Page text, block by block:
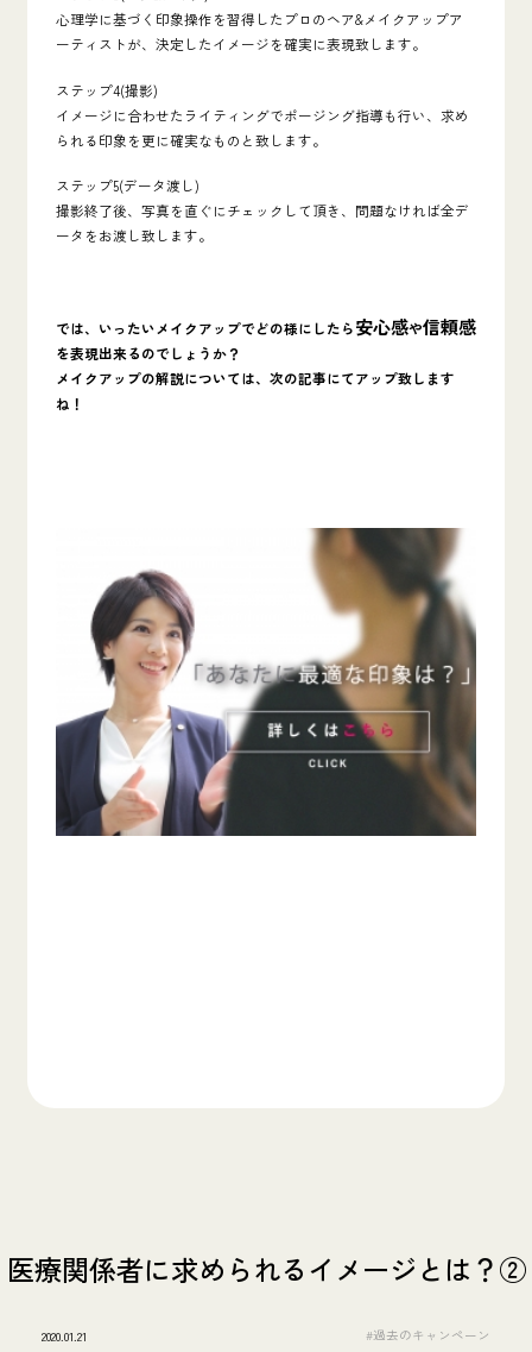
心理学に基づく印象操作を習得したプロのヘア&メイクアップア
ーティストが、決定したイメージを確実に表現致します。
ステップ4(撮影)
イメージに合わせたライティングでポージング指導も行い、求め
られる印象を更に確実なものと致します。
ステップ5(データ渡し)
撮影終了後、写真を直ぐにチェックして頂き、問題なければ全デ
ータをお渡し致します。
では、いったいメイクアップでどの様にしたら安心感や信頼感
を表現出来るのでしょうか？
メイクアップの解説については、次の記事にてアップ致します
ね！
医療関係者に求められるイメージとは？②
2020.01.21 #過去のキャンペーン